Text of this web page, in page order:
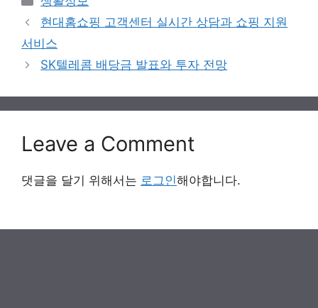
현대홈쇼핑 고객센터 실시간 상담과 쇼핑 지원
서비스
SK텔레콤 배당금 발표와 투자 전망
Leave a Comment
댓글을 달기 위해서는 로그인해야합니다.